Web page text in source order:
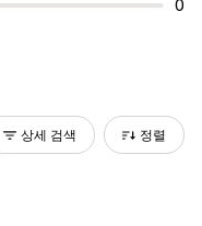
0
상세 검색 정렬